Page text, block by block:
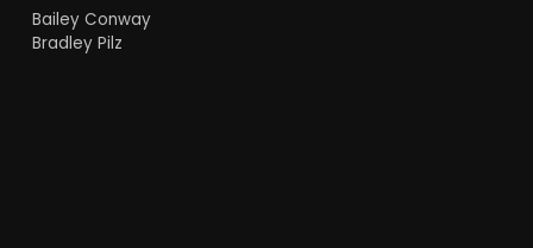
Bailey Conway
Bradley Pilz